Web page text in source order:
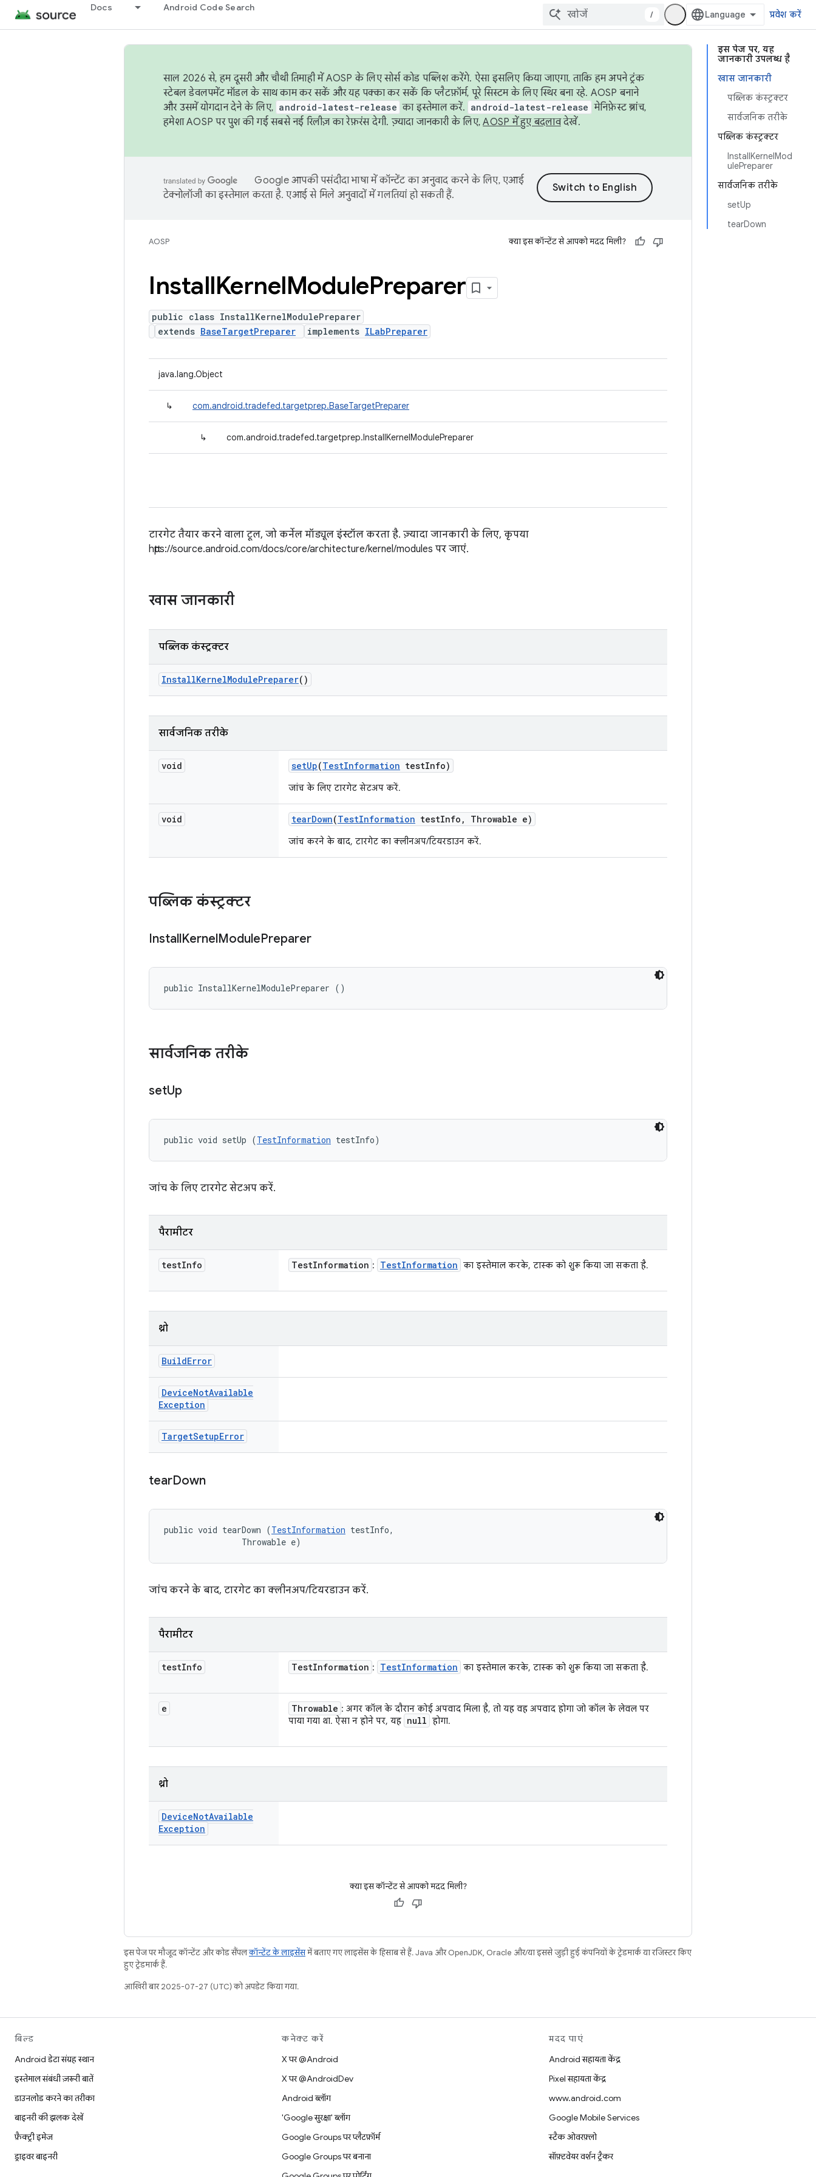
Docs Android Code Search
/ प्रवेश करें
इस पेज पर, यह
जानकारी उपलब्ध है
खास जानकारी
पब्लिक कंस्ट्रक्टर
सार्वजनिक तरीके
पब्लिक कंस्ट्रक्टर
InstallKernelMod
ulePreparer
सार्वजनिक तरीके
setUp
tearDown
साल 2026 से, हम दूसरी और चौथी तिमाही में AOSP के लिए सोर्स कोड पब्लिश करेंगे. ऐसा इसलिए किया जाएगा, ताकि हम अपने ट्रंक
स्टेबल डेवलपमेंट मॉडल के साथ काम कर सकें और यह पक्का कर सकें कि प्लैटफ़ॉर्म, पूरे सिस्टम के लिए स्थिर बना रहे. AOSP बनाने
और उसमें योगदान देने के लिए, android-latest-release का इस्तेमाल करें. android-latest-release मेनिफ़ेस्ट ब्रांच,
हमेशा AOSP पर पुश की गई सबसे नई रिलीज़ का रेफ़रंस देगी. ज़्यादा जानकारी के लिए,AOSP में हुए बदलावदेखें.
Google आपकी पसंदीदा भाषा में कॉन्टेंट का अनुवाद करने के लिए, एआई
टेक्नोलॉजी का इस्तेमाल करता है. एआई से मिले अनुवादों में गलतियां हो सकती हैं.
AOSP क्या इस कॉन्टेंट से आपको मदद मिली?
InstallKernelModulePreparer
public class InstallKernelModulePreparer
extends BaseTargetPreparer implements ILabPreparer
java.lang.Object
↳ com.android.tradefed.targetprep.BaseTargetPreparer
↳ com.android.tradefed.targetprep.InstallKernelModulePreparer
टारगेट तैयार करने वाला टूल, जो कर्नेल मॉड्यूल इंस्टॉल करता है. ज़्यादा जानकारी के लिए, कृपया
https://source.android.com/docs/core/architecture/kernel/modules पर जाएं.
खास जानकारी
पब्लिक कंस्ट्रक्टर
InstallKernelModulePreparer()
सार्वजनिक तरीके
void setUp(TestInformation testInfo)
जांच के लिए टारगेट सेटअप करें.
void tearDown(TestInformation testInfo , Throwable e)
जांच करने के बाद, टारगेट का क्लीनअप/टियरडाउन करें.
पब्लिक कंस्ट्रक्टर
InstallKernelModulePreparer
public InstallKernelModulePreparer ()
सार्वजनिक तरीके
setUp
public void setUp (TestInformation testInfo)
जांच के लिए टारगेट सेटअप करें.
पैरामीटर
testInfo TestInformation : TestInformation का इस्तेमाल करके, टास्क को शुरू किया जा सकता है.
थ्रो
BuildError
DeviceNotAvailable
Exception
TargetSetupError
tearDown
public void tearDown (TestInformation testInfo,
                Throwable e)
जांच करने के बाद, टारगेट का क्लीनअप/टियरडाउन करें.
पैरामीटर
testInfo TestInformation : TestInformation का इस्तेमाल करके, टास्क को शुरू किया जा सकता है.
e Throwable : अगर कॉल के दौरान कोई अपवाद मिला है, तो यह वह अपवाद होगा जो कॉल के लेवल पर
पाया गया था. ऐसा न होने पर, यह null होगा.
थ्रो
DeviceNotAvailable
Exception
क्या इस कॉन्टेंट से आपको मदद मिली?
इस पेज पर मौजूद कॉन्टेंट और कोड सैंपलकॉन्टेंट के लाइसेंसमें बताए गए लाइसेंस के हिसाब से हैं. Java और OpenJDK, Oracle और/या इससे जुड़ी हुई कंपनियों के ट्रेडमार्क या रजिस्टर किए
हुए ट्रेडमार्क हैं.
आखिरी बार 2025-07-27 (UTC) को अपडेट किया गया.
बिल्ड
Android डेटा संग्रह स्थान
इस्तेमाल संबंधी ज़रूरी बातें
डाउनलोड करने का तरीका
बाइनरी की झलक देखें
फ़ैक्ट्री इमेज
ड्राइवर बाइनरी
कनेक्ट करें
X पर @Android
X पर @AndroidDev
Android ब्लॉग
'Google सुरक्षा' ब्लॉग
Google Groups पर प्लैटफ़ॉर्म
Google Groups पर बनाना
मदद पाएं
Android सहायता केंद्र
Pixel सहायता केंद्र
www.android.com
Google Mobile Services
स्टैक ओवरफ़्लो
सॉफ़्टवेयर वर्शन ट्रैकर